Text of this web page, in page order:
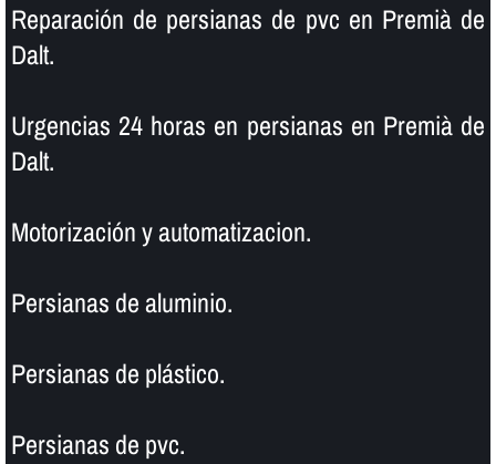
Reparación de persianas de pvc en Premià de
Dalt.
Urgencias 24 horas en persianas en Premià de
Dalt.
Motorización y automatizacion.
Persianas de aluminio.
Persianas de plástico.
Persianas de pvc.